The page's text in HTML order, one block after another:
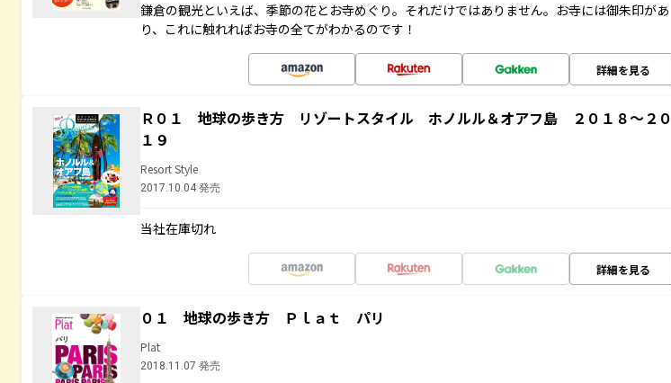
鎌倉の観光といえば、季節の花とお寺めぐり。それだけではありません。お寺には御朱印があ
り、これに触れればお寺の全てがわかるのです！
詳細を見る
Ｒ０１ 地球の歩き方 リゾートスタイル ホノルル＆オアフ島 ２０１８～２０
１９
Resort Style
2017.10.04 発売
当社在庫切れ
詳細を見る
０１ 地球の歩き方 Ｐｌａｔ パリ
Plat
2018.11.07 発売